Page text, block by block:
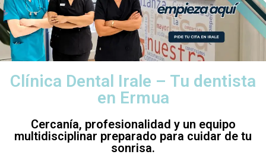
Clínica Dental Irale – Tu dentista
en Ermua
Cercanía, profesionalidad y un equipo
multidisciplinar preparado para cuidar de tu
sonrisa.